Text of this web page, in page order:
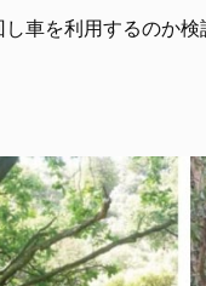
車を利用するのか